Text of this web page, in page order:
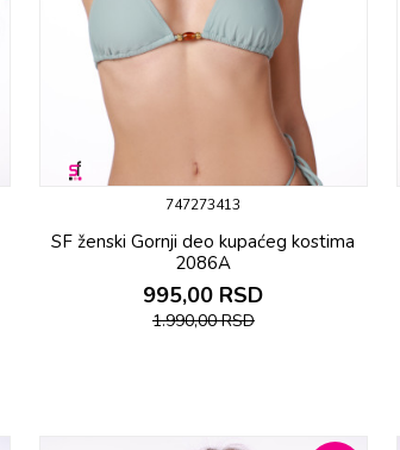
747273413
SF ženski Gornji deo kupaćeg kostima
2086A
995,00 RSD
1.990,00RSD